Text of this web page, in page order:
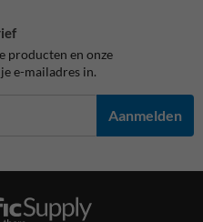
producten en onze
e-mailadres in.
Aanmelden